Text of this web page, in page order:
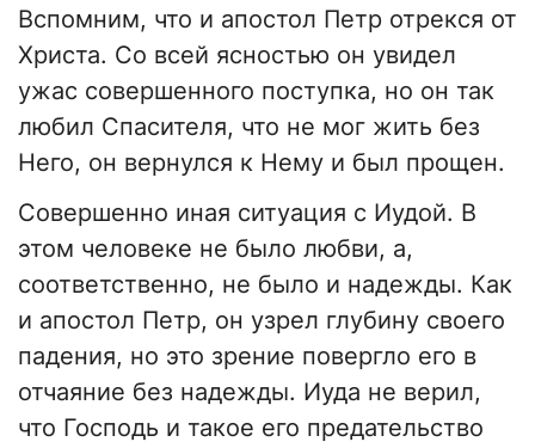
Вспомним, что и апостол Петр отрекся от
Христа. Со всей ясностью он увидел
ужас совершенного поступка, но он так
любил Спасителя, что не мог жить без
Него, он вернулся к Нему и был прощен.
Совершенно иная ситуация с Иудой. В
этом человеке не было любви, а,
соответственно, не было и надежды. Как
и апостол Петр, он узрел глубину своего
падения, но это зрение повергло его в
отчаяние без надежды. Иуда не верил,
что Господь и такое его предательство